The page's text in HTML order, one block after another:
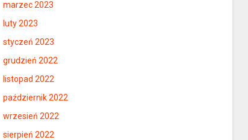
marzec 2023
luty 2023
styczeń 2023
grudzień 2022
listopad 2022
październik 2022
wrzesień 2022
sierpień 2022